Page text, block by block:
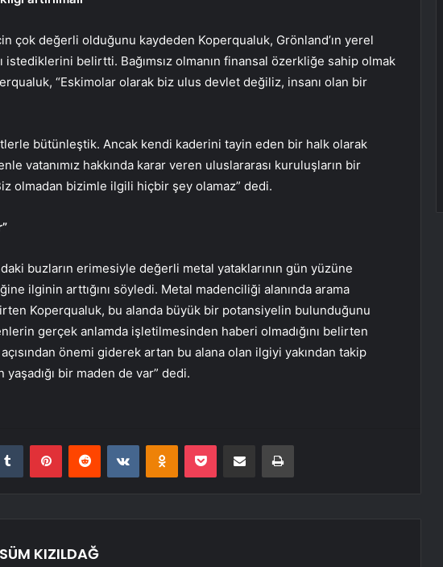
çok değerli olduğunu kaydeden Koperqualuk, Grönland’ın yerel
istediklerini belirtti. Bağımsız olmanın finansal özerkliğe sahip olmak
“Eskimolar olarak biz ulus devlet değiliz, insanı olan bir
bütünleştik. Ancak kendi kaderini tayin eden bir halk olarak
vatanımız hakkında karar veren uluslararası kuruluşların bir
olmadan bizimle ilgili hiçbir şey olamaz” dedi.
buzların erimesiyle değerli metal yataklarının gün yüzüne
ilginin arttığını söyledi. Metal madenciliği alanında arama
Koperqualuk, bu alanda büyük bir potansiyelin bulunduğunu
gerçek anlamda işletilmesinden haberi olmadığını belirten
önemi giderek artan bu alana olan ilgiyi yakından takip
yaşadığı bir maden de var” dedi.
Tumblr PinterestReddit VKontakteOdnoklassniki
Pocket E-Posta ile paylaş Yazdır
KIZILDAĞ